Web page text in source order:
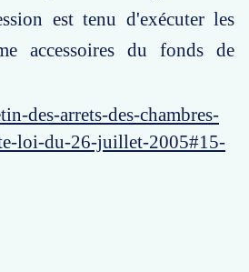
est tenu d'exécuter les
accessoires du fonds de
des-arrets-des-chambres-
loi-du-26-juillet-2005#15-